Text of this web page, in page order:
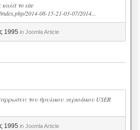
το site
2014-08-15-21-03-07/2014...
1995 in Joomla Article
του θρυλικου περιοδικου USER
1995 in Joomla Article